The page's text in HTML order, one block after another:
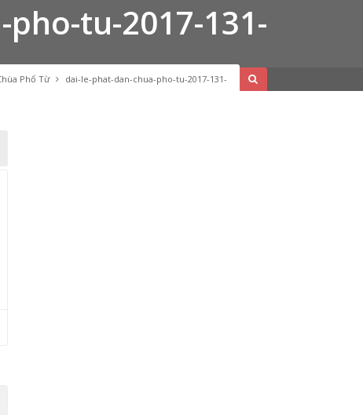
Phổ Từ dai-le-phat-dan-chua-pho-tu-2017-131-
tu-2017-131-